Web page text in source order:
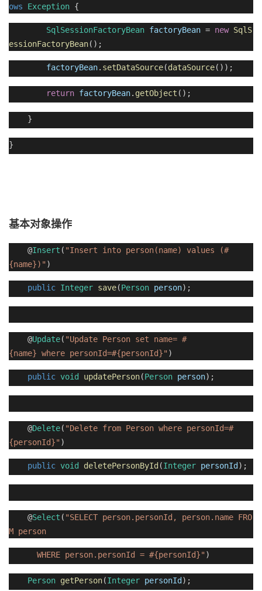
ows
Exception {
SqlSessionFactoryBean factoryBean = new SqlS
essionFactoryBean();
factoryBean. setDataSource(dataSource());
return factoryBean. getObject ();
}
}
基本对象操作
@Insert ( "Insert into person(name) values (#
{name})" )
public Integer save(Person person);
@Update( "Update Person set name= #
{name} where personId=#{personId}" )
public void updatePerson(Person person);
@Delete( "Delete from Person where personId=#
{personId}" )
public void deletePersonById (Integer personId );
@Select ( "SELECT person.personId, person.name FRO
M person
WHERE person.personId = #{personId}" )
Person getPerson(Integer personId );